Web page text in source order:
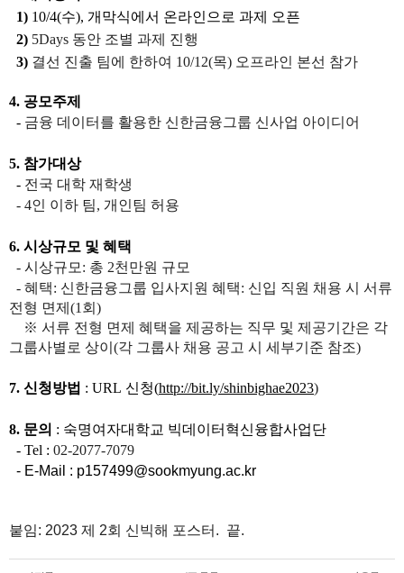
1) 10/4(수), 개막식에서 온라인으로 과제 오픈
2) 5Days 동안 조별 과제 진행
3) 결선 진출 팀에 한하여 10/12(목) 오프라인 본선 참가
4. 공모주제
- 금융 데이터를 활용한 신한금융그룹 신사업 아이디어
5. 참가대상
- 전국 대학 재학생
- 4인 이하 팀, 개인팀 허용
6. 시상규모 및 혜택
- 시상규모: 총 2천만원 규모
- 혜택: 신한금융그룹 입사지원 혜택: 신입 직원 채용 시 서류
전형 면제(1회)
※ 서류 전형 면제 혜택을 제공하는 직무 및 제공기간은 각
그룹사별로 상이(각 그룹사 채용 공고 시 세부기준 참조)
7. 신청방법 : URL 신청(http://bit.ly/shinbighae2023)
8. 문의 : 숙명여자대학교 빅데이터혁신융합사업단
- Tel : 02-2077-7079
- E-Mail : p157499@sookmyung.ac.kr
붙임: 2023 제 2회 신빅해 포스터. 끝.